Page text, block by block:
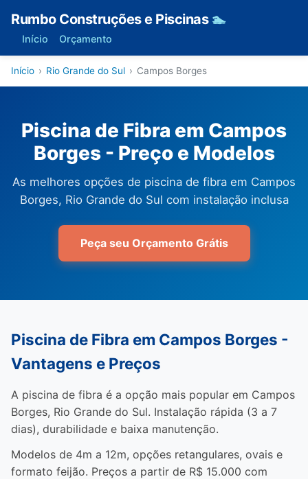
Rumbo Construções e Piscinas 🏊
Início Orçamento
Início › Rio Grande do Sul › Campos Borges
Piscina de Fibra em Campos
Borges - Preço e Modelos
As melhores opções de piscina de fibra em Campos
Borges, Rio Grande do Sul com instalação inclusa
Peça seu Orçamento Grátis
Piscina de Fibra em Campos Borges -
Vantagens e Preços
A piscina de fibra é a opção mais popular em Campos
Borges, Rio Grande do Sul. Instalação rápida (3 a 7
dias), durabilidade e baixa manutenção.
Modelos de 4m a 12m, opções retangulares, ovais e
formato feijão. Preços a partir de R$ 15.000 com